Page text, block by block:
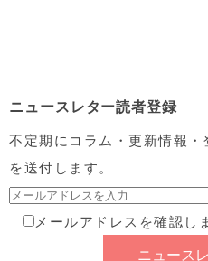
ニュースレター読者登録
不定期にコラム・更新情報
を送付します。
メールアドレスを確認し